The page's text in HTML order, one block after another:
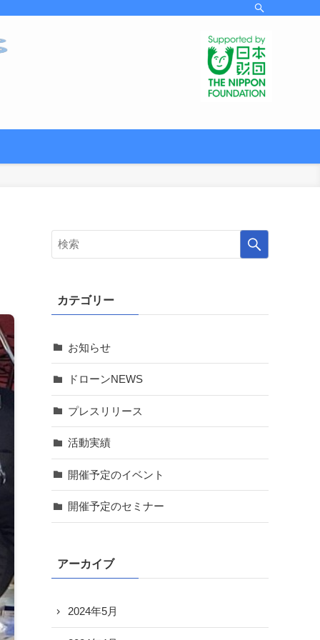
カテゴリー
お知らせ
ドローンNEWS
プレスリリース
活動実績
開催予定のイベント
開催予定のセミナー
アーカイブ
2024年5月